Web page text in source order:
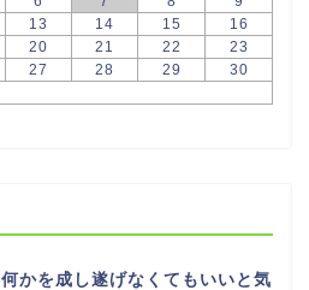
13 14 15
16
20 21 22
23
27 28 29
30
何かを成し遂げなくてもいいと気